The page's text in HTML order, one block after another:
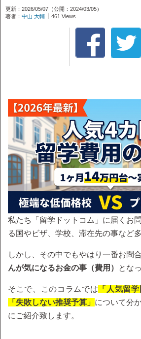
更新：2026/05/07 （公開：2024/03/05）
著者： 中山 大輔 461 Views
私たち「留学ドットコム」に届くお
る国やビザ、学校、滞在先の事など
しかし、その中でもやはり一番お問
んが気になるお金の事（費用）
とな
そこで、このコラムでは 「人気留
「失敗しない推奨予算」 について分
にご紹介致します。